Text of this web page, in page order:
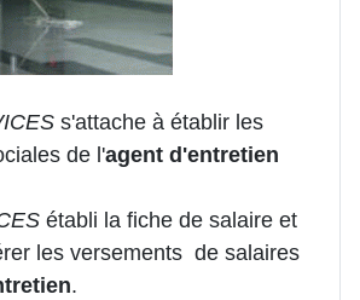
s'attache à établir les
de l'agent d'entretien
établi la fiche de salaire et
les versements de salaires
.